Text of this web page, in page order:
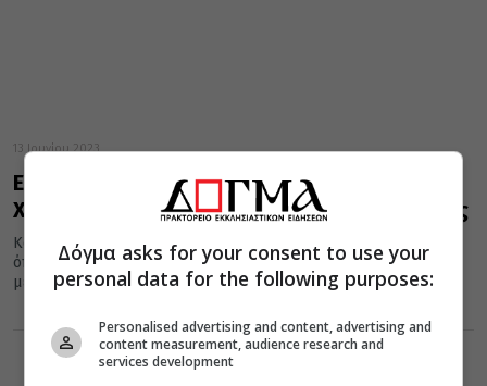
13 Ιουνίου 2023
Εκκλησία της Κύπρου: Σε αργία ο πρ. Κιτίου
Χρυσόστομος μέχρι την εκδίκαση της έφεσης
Κατά τη σημερινή συνεδρία της Ιεράς Συνόδου, αποφασίστηκε
όπως ο Μητροπολίτης τέως Κιτίου Χρυσόστομος τεθεί σε αργία
μέχρι την...
Δόγμα asks for your consent to use your
personal data for the following purposes:
Personalised advertising and content, advertising and
content measurement, audience research and
services development